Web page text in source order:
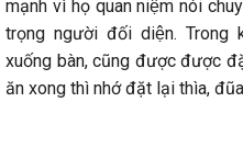
mạnh vì họ quan niệm nói
trọng người đối diện. Trong
xuống bàn, cũng được được
ăn xong thì nhớ đặt lại thìa,